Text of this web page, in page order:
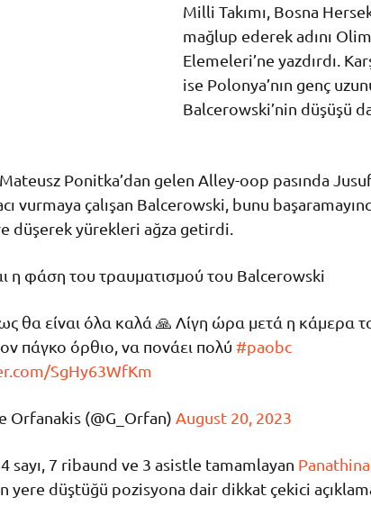
Milli Takımı, Bosna
mağlup ederek adını
Elemeleri’ne yazdırdı.
ise Polonya’nın genç
Balcerowski’nin düşüşü
Ponitka’dan gelen Alley-oop pasında
vurmaya çalışan Balcerowski, bunu
düşerek yürekleri ağza getirdi.
η φάση του τραυματισμού του Balcerowski
θα είναι όλα καλά 🙏 Λίγη ώρα μετά η κάμερα
πάγκο όρθιο, να πονάει πολύ #paobc
SgHy63WfKm
Orfanakis (@G_Orfan) August 20, 2023
sayı, 7 ribaund ve 3 asistle tamamlayan
yere düştüğü pozisyona dair dikkat çekici